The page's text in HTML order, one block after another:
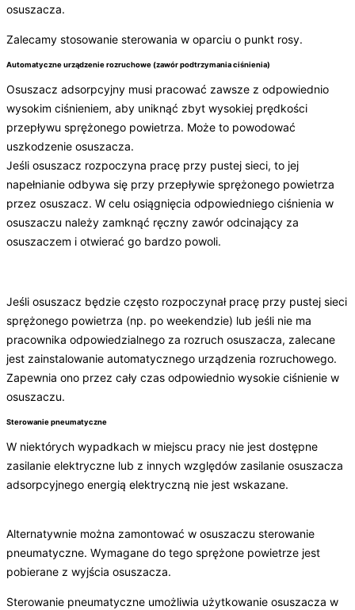
osuszacza.
Zalecamy stosowanie sterowania w oparciu o punkt rosy.
Automatyczne urządzenie rozruchowe (zawór podtrzymania ciśnienia)
Osuszacz adsorpcyjny musi pracować zawsze z odpowiednio
wysokim ciśnieniem, aby uniknąć zbyt wysokiej prędkości
przepływu sprężonego powietrza. Może to powodować
uszkodzenie osuszacza.
Jeśli osuszacz rozpoczyna pracę przy pustej sieci, to jej
napełnianie odbywa się przy przepływie sprężonego powietrza
przez osuszacz. W celu osiągnięcia odpowiedniego ciśnienia w
osuszaczu należy zamknąć ręczny zawór odcinający za
osuszaczem i otwierać go bardzo powoli.
Jeśli osuszacz będzie często rozpoczynał pracę przy pustej sieci
sprężonego powietrza (np. po weekendzie) lub jeśli nie ma
pracownika odpowiedzialnego za rozruch osuszacza, zalecane
jest zainstalowanie automatycznego urządzenia rozruchowego.
Zapewnia ono przez cały czas odpowiednio wysokie ciśnienie w
osuszaczu.
Sterowanie pneumatyczne
W niektórych wypadkach w miejscu pracy nie jest dostępne
zasilanie elektryczne lub z innych względów zasilanie osuszacza
adsorpcyjnego energią elektryczną nie jest wskazane.
Alternatywnie można zamontować w osuszaczu sterowanie
pneumatyczne. Wymagane do tego sprężone powietrze jest
pobierane z wyjścia osuszacza.
Sterowanie pneumatyczne umożliwia użytkowanie osuszacza w